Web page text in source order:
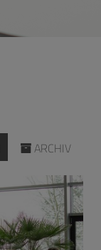
ARCHIV